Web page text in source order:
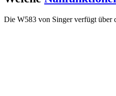
Die W583 von Singer verfügt über